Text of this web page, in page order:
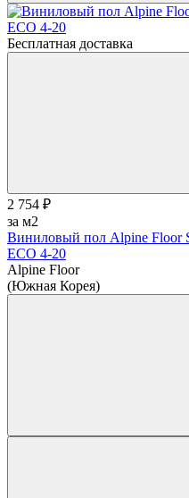
Бесплатная доставка
2 754 ₽
за м2
Виниловый пол Alpine Floor
ЕСО 4-20
Alpine Floor
(Южная Корея)